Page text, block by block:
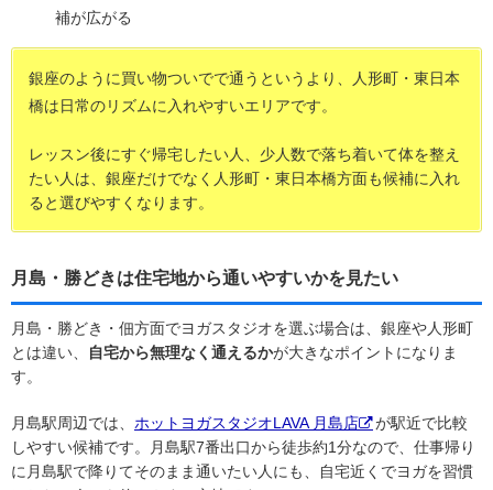
補が広がる
銀座のように買い物ついでで通うというより、人形町・東日本
橋は日常のリズムに入れやすいエリアです。
レッスン後にすぐ帰宅したい人、少人数で落ち着いて体を整え
たい人は、銀座だけでなく人形町・東日本橋方面も候補に入れ
ると選びやすくなります。
月島・勝どきは住宅地から通いやすいかを見たい
月島・勝どき・佃方面でヨガスタジオを選ぶ場合は、銀座や人形町
とは違い、
自宅から無理なく通えるかが大きなポイントになりま
す。
月島駅周辺では、 ホットヨガスタジオLAVA 月島店
が駅近で比較
しやすい候補です。月島駅7番出口から徒歩約1分なので、仕事帰り
に月島駅で降りてそのまま通いたい人にも、自宅近くでヨガを習慣